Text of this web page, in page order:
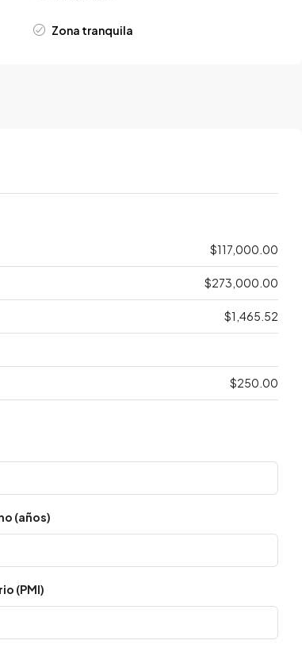
Zona tranquila
$117,000.00
$273,000.00
$1,465.52
$250.00
(años)
(PMI)